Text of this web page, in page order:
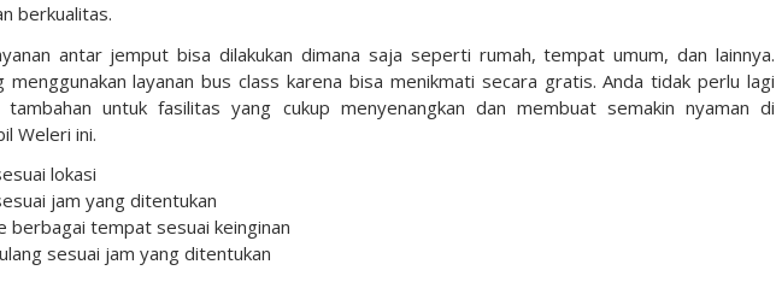
berkualitas.
antar jemput bisa dilakukan dimana saja seperti rumah, tempat umum, dan lainnya.
menggunakan layanan bus class karena bisa menikmati secara gratis. Anda tidak perlu lagi
tambahan untuk fasilitas yang cukup menyenangkan dan membuat semakin nyaman di
Weleri ini.
lokasi
jam yang ditentukan
berbagai tempat sesuai keinginan
sesuai jam yang ditentukan